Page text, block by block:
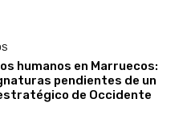
humanos en Marruecos:
pendientes de un
de Occidente